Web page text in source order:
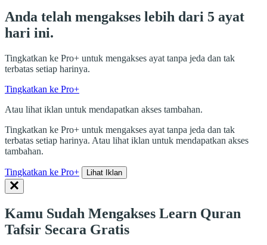
Anda telah mengakses lebih dari 5 ayat
hari ini.
Tingkatkan ke Pro+ untuk mengakses ayat tanpa jeda dan tak
terbatas setiap harinya.
Tingkatkan ke Pro+
Atau lihat iklan untuk mendapatkan akses tambahan.
Tingkatkan ke Pro+ untuk mengakses ayat tanpa jeda dan tak
terbatas setiap harinya. Atau lihat iklan untuk mendapatkan akses
tambahan.
Tingkatkan ke Pro+ Lihat Iklan
Kamu Sudah Mengakses Learn Quran
Tafsir Secara Gratis